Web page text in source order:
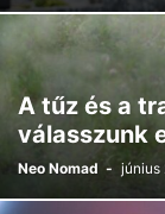
A tűz és a
válasszunk
Neo Nomad - június